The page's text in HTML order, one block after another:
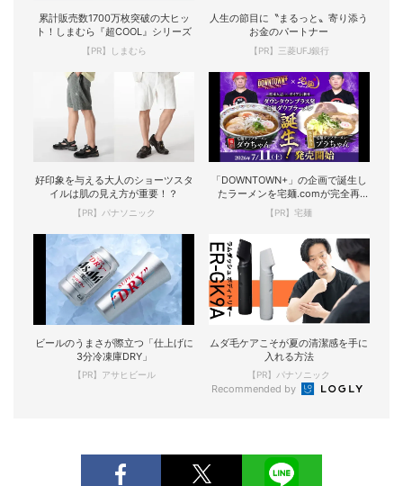
累計販売数1700万枚突破の大ヒッ
ト！しまむら『超COOL』シリーズ
【PR】しまむら
人生の節目に〝まるっと〟寄り添う
お金のパートナー
【PR】三菱UFJ銀行
好印象を与える大人のショーツスタ
イルは肌の見え方が重要！？
【PR】パナソニック
「DOWNTOWN+」の企画で誕生し
たラーメンを宅麺.comが完全再
現！
【PR】宅麺
ビールのうまさが際立つ「仕上げに
3分冷凍庫DRY」
【PR】アサヒビール
ムダ毛ケアこそが夏の清潔感を手に
入れる方法
【PR】パナソニック
Recommended by